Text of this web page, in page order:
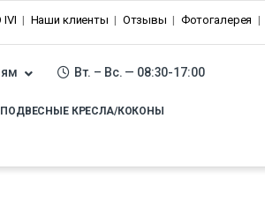
IVI Наши клиенты Отзывы Фотогалерея
Вт. – Вс. — 08:30-17:00
ПОДВЕСНЫЕ КРЕСЛА/КОКОНЫ